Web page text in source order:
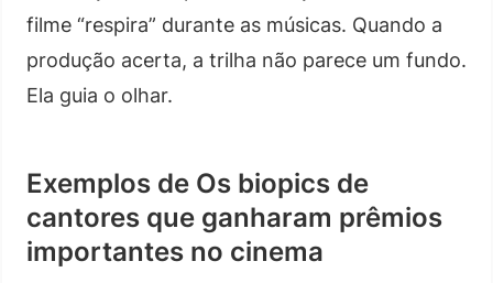
filme “respira” durante as músicas. Quando a
produção acerta, a trilha não parece um fundo.
Ela guia o olhar.
Exemplos de Os biopics de
cantores que ganharam prêmios
importantes no cinema